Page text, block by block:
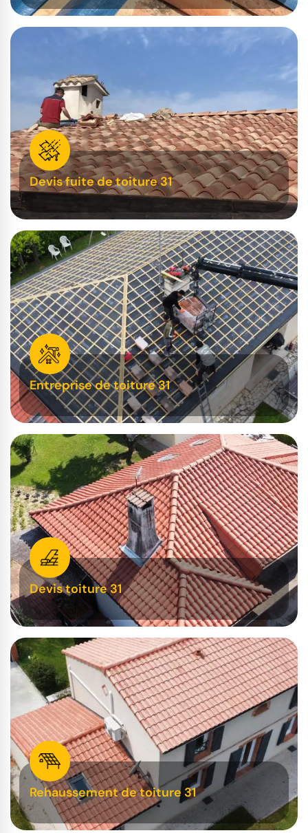
Devis fuite de toiture 31
Entreprise de toiture 31
Devis toiture 31
Rehaussement de toiture 31